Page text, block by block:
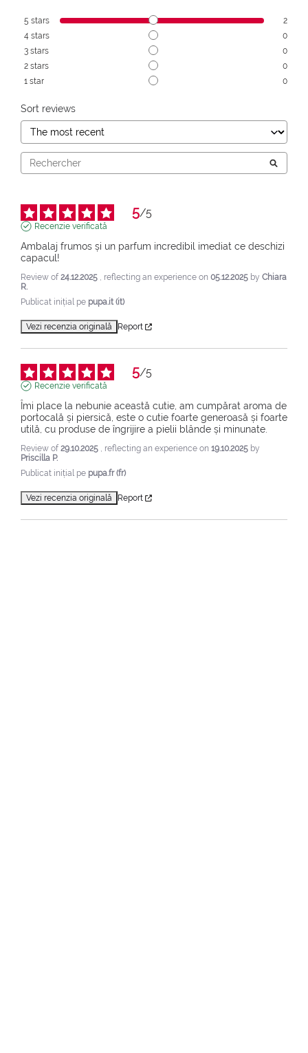
5 stars
2
4 stars
0
3 stars
0
2 stars
0
1 star 0
Sort reviews
5/5
Recenzie verificată
Ambalaj frumos și un parfum incredibil imediat ce deschizi
capacul!
Review of 24.12.2025 , reflecting an experience on 05.12.2025 by Chiara
R.
Publicat inițial pe pupa.it (it)
Vezi recenzia originală Report
5/5
Recenzie verificată
Îmi place la nebunie această cutie, am cumpărat aroma de
portocală și piersică, este o cutie foarte generoasă și foarte
utilă, cu produse de îngrijire a pielii blânde și minunate.
Review of 29.10.2025 , reflecting an experience on 19.10.2025 by
Priscilla P.
Publicat inițial pe pupa.fr (fr)
Vezi recenzia originală Report